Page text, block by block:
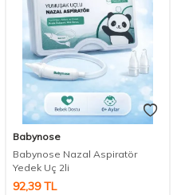
Babynose
Babynose Nazal Aspiratör
Yedek Uç 2li
92,39TL